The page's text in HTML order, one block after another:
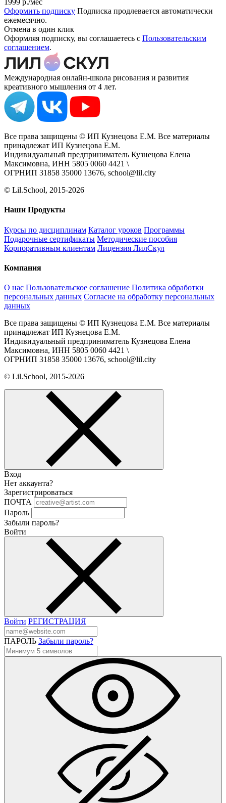
1999 р./мес
Оформить подписку Подписка продлевается автоматически
ежемесячно.
Отмена в один клик
Оформляя подписку, вы соглашаетесь с Пользовательским
соглашением.
Международная онлайн-школа рисования и развития
креативного мышления от 4 лет.
Все права защищены © ИП Кузнецова Е.М. Все материалы
принадлежат ИП Кузнецова Е.М.
Индивидуальный предприниматель Кузнецова Елена
Максимовна, ИНН 5805 0060 4421 \
ОГРНИП 31858 35000 13676, school@lil.city
© Lil.School, 2015‐2026
Наши Продукты
Курсы по дисциплинам Каталог уроков Программы
Подарочные сертификаты Методические пособия
Корпоративным клиентам Лицензия ЛилСкул
Компания
О нас Пользовательское соглашение Политика обработки
персональных данных Согласие на обработку персональных
данных
Все права защищены © ИП Кузнецова Е.М. Все материалы
принадлежат ИП Кузнецова Е.М.
Индивидуальный предприниматель Кузнецова Елена
Максимовна, ИНН 5805 0060 4421 \
ОГРНИП 31858 35000 13676, school@lil.city
© Lil.School, 2015‐2026
Вход
Нет аккаунта?
Зарегистрироваться
ПОЧТА
Пароль
Забыли пароль?
Войти
Войти РЕГИСТРАЦИЯ
ПАРОЛЬ Забыли пароль?